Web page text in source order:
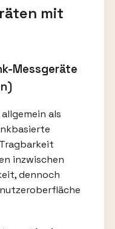
mit
Messgeräte
als
inzwischen
dennoch